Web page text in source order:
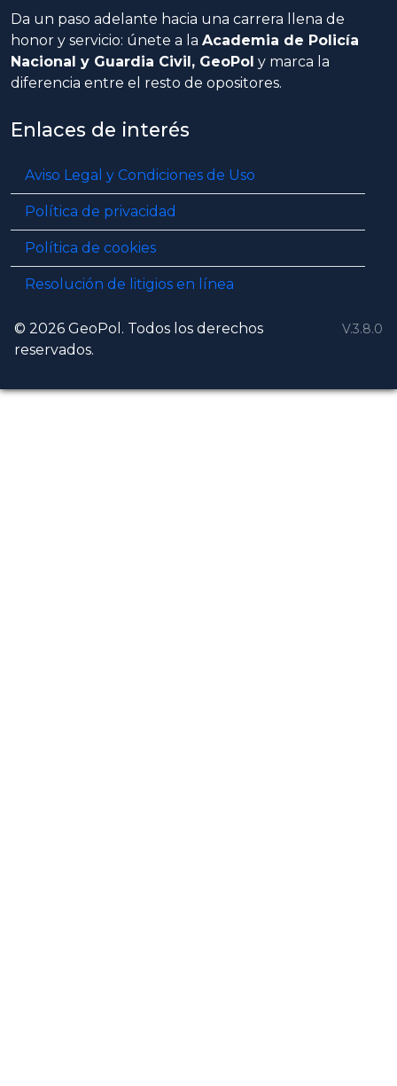
Da un paso adelante hacia una carrera llena de
honor y servicio: únete a la Academia de Policía
Nacional y Guardia Civil, GeoPol y marca la
diferencia entre el resto de opositores.
Enlaces de interés
Aviso Legal y Condiciones de Uso
Política de privacidad
Política de cookies
Resolución de litigios en línea
© 2026 GeoPol. Todos los derechos
reservados.
V.3.8.0